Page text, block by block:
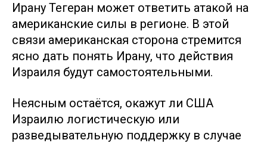
Ирану Тегеран может ответить атакой на
американские силы в регионе. В этой
связи американская сторона стремится
ясно дать понять Ирану, что действия
Израиля будут самостоятельными.
Неясным остаётся, окажут ли США
Израилю логистическую или
разведывательную поддержку в случае